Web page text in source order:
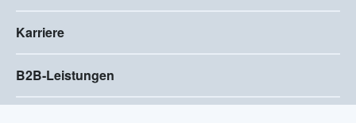
Karriere
B2B-Leistungen